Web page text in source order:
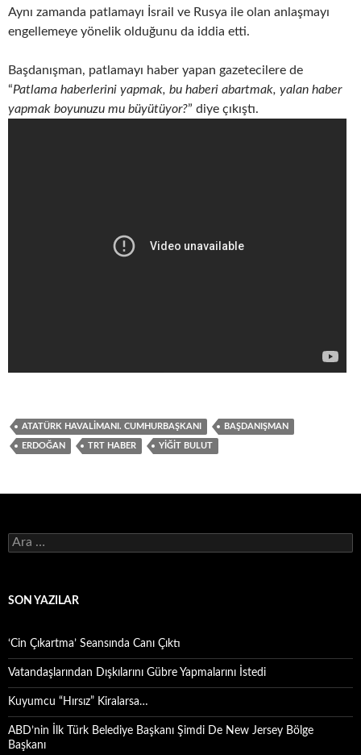
Aynı zamanda patlamayı İsrail ve Rusya ile olan anlaşmayı
engellemeye yönelik olduğunu da iddia etti.
Başdanışman, patlamayı haber yapan gazetecilere de
“Patlama haberlerini yapmak, bu haberi abartmak, yalan haber
yapmak boyunuzu mu büyütüyor?” diye çıkıştı.
ATATÜRK HAVALIMANI. CUMHURBAŞKANI BAŞDANIŞMAN
ERDOĞAN TRT HABER YIĞIT BULUT
Arama:
SON YAZILAR
‘Cin Çıkartma’ Seansında Canı Çıktı
Vatandaşlarından Dışkılarını Gübre Yapmalarını İstedi
Kuyumcu “Hırsız” Kiralarsa…
ABD’nin İlk Türk Belediye Başkanı Şimdi De New Jersey Bölge
Başkanı